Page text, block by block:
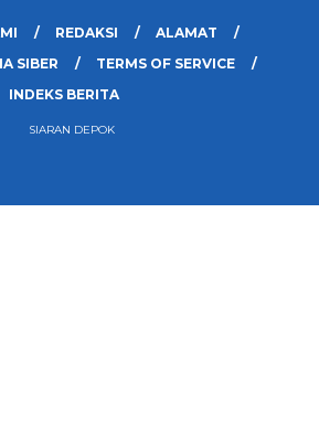
REDAKSI
ALAMAT
SIBER
TERMS OF SERVICE
INDEKS BERITA
SIARAN DEPOK